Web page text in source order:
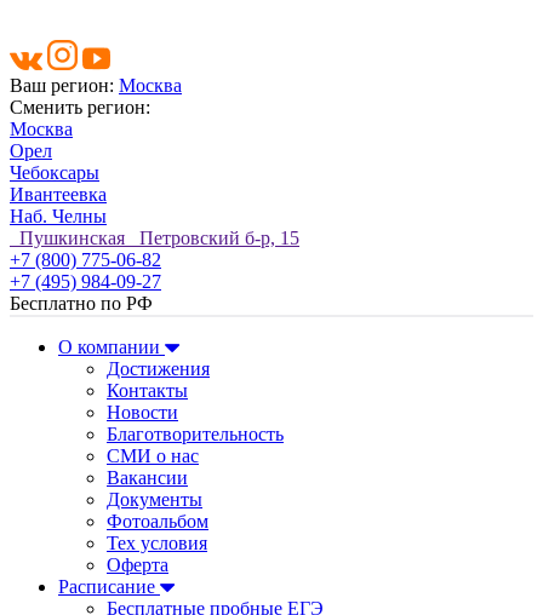
Ваш регион: Москва
Сменить регион:
Москва
Орел
Чебоксары
Ивантеевка
Наб. Челны
Пушкинская Петровский б-р, 15
+7 (800) 775-06-82
+7 (495) 984-09-27
Бесплатно по РФ
О компании
Достижения
Контакты
Новости
Благотворительность
СМИ о нас
Вакансии
Документы
Фотоальбом
Тех условия
Оферта
Расписание
Бесплатные пробные ЕГЭ